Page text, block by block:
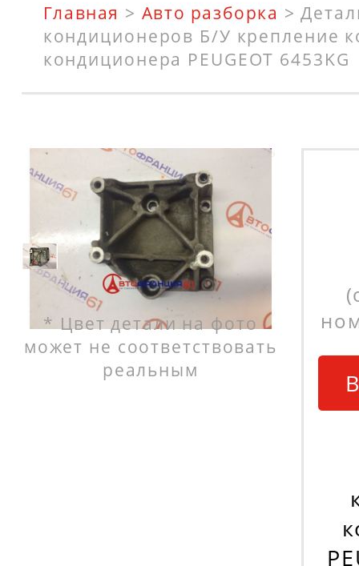
Главная > Авто разборка >
кондиционеров Б/У крепление
кондиционера PEUGEOT 6453KG
* Цвет детали на фото
может не соответствовать
реальным